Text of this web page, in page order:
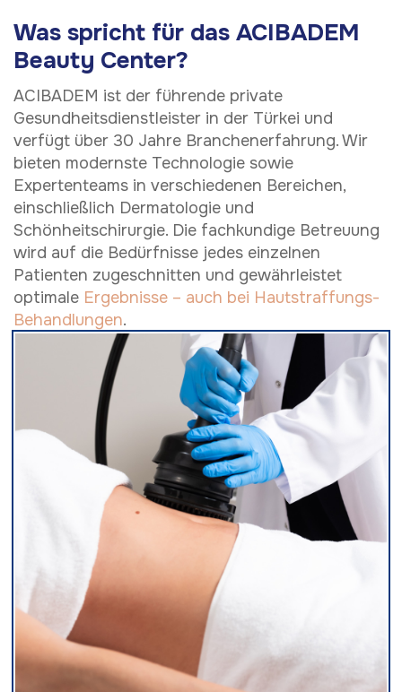
Was spricht für das ACIBADEM
Beauty Center?
ACIBADEM ist der führende private
Gesundheitsdienstleister in der Türkei und
verfügt über 30 Jahre Branchenerfahrung. Wir
bieten modernste Technologie sowie
Expertenteams in verschiedenen Bereichen,
einschließlich Dermatologie und
Schönheitschirurgie. Die fachkundige Betreuung
wird auf die Bedürfnisse jedes einzelnen
Patienten zugeschnitten und gewährleistet
optimale Ergebnisse – auch bei Hautstraffungs-
Behandlungen.